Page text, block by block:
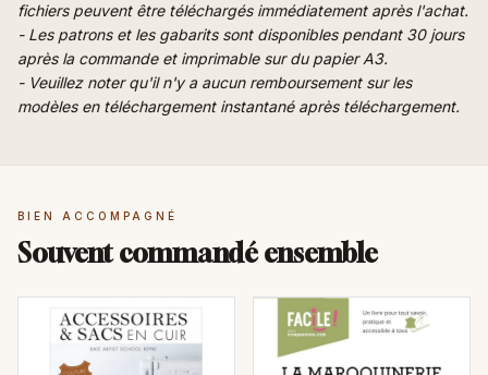
fichiers peuvent être téléchargés immédiatement après l'achat.
- Les patrons et les gabarits sont disponibles pendant 30 jours
après la commande et imprimable sur du papier A3.
- Veuillez noter qu'il n'y a aucun remboursement sur les
modèles en téléchargement instantané après téléchargement.
BIEN ACCOMPAGNÉ
Souvent commandé ensemble